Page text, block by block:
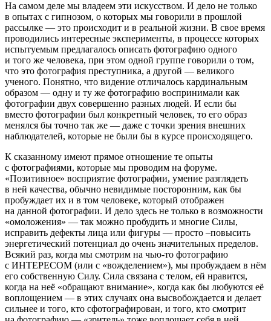
На самом деле мы владеем эти искусством. И дело не только
в опытах с гипнозом, о которых мы говорили в прошлой
рассылке — это происходит и в реальной жизни. В свое время
проводились интересные эксперименты, в процессе которых
испытуемым предлагалось описать фотографию одного
и того же человека, при этом одной группе говорили о том,
что это фотография преступника, а другой — великого
ученого. Понятно, что видение отличалось кардинальным
образом — одну и ту же фотографию воспринимали как
фотографии двух совершенно разных людей. И если бы
вместо фотографии был конкретный человек, то его образ
менялся бы точно так же — даже с точки зрения внешних
наблюдателей, которые не были бы в курсе происходящего.
К сказанному имеют прямое отношение те опыты
с фотографиями, которые мы проводим на форуме.
«Позитивное» восприятие фотографии, умение разглядеть
в ней качества, обычно невидимые посторонним, как бы
пробуждает их и в том человеке, который отображен
на данной фотографии. И дело здесь не только в возможности
«омоложения» — так можно пробудить и многие Силы,
исправить дефекты лица или фигуры — просто –повысить
энергетический потенциал до очень значительных пределов.
Всякий раз, когда мы смотрим на чью-то фотографию
с ИНТЕРЕСОМ (или с «вожделением»), мы пробуждаем в нём
его собственную Силу. Сила связана с телом, ей нравится,
когда на неё «обращают внимание», когда как бы любуются её
воплощением — в этих случаях она высвобождается и делает
сильнее и того, кто сфотографирован, и того, кто смотрит